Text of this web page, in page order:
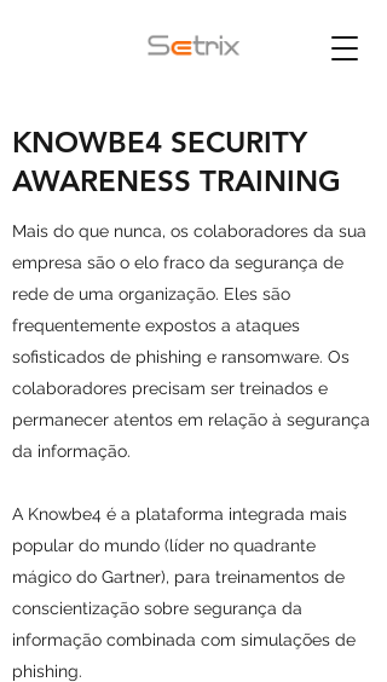
KNOWBE4 SECURITY
AWARENESS TRAINING
Mais do que nunca, os colaboradores da sua
empresa são o elo fraco da segurança de
rede de uma organização. Eles são
frequentemente expostos a ataques
sofisticados de phishing e ransomware. Os
colaboradores precisam ser treinados e
permanecer atentos em relação à segurança
da informação.
A Knowbe4 é a plataforma integrada mais
popular do mundo (líder no quadrante
mágico do Gartner), para treinamentos de
conscientização sobre segurança da
informação combinada com simulações de
phishing.